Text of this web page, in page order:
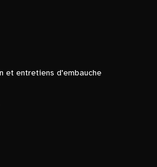
et entretiens d'embauche